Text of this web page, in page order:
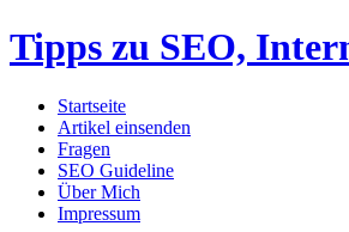
Tipps zu SEO,
Startseite
Artikel einsenden
Fragen
SEO Guideline
Über Mich
Impressum